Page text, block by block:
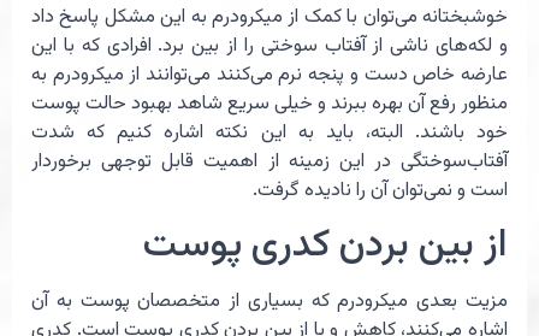
خوشبختانه می‌توان با کمک از میکرودرم به این مشکل پاسخ داد
و لکه‌های ناشی از آفتاب سوختی را از بین برد. افرادی که با این
عارضه خاص دست و پنجه نرم می‌کنند می‌توانند از میکرودرم به
منظور رفع آن بهره ببرند و خیلی سریع شاهد بهبود حالت پوست
خود باشند. البته، باید به این نکته اشاره کنیم که شدت
آفتاب‌سوختگی در این زمینه از اهمیت قابل توجهی برخوردار
است و نمی‌توان آن را نادیده گرفت.
از بین بردن کدری پوست
مزیت بعدی میکرودرم که بسیاری از متخصصان پوست به‌ آن